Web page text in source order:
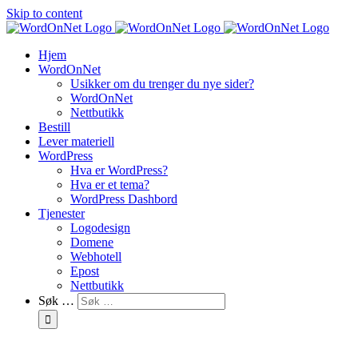
Skip to content
Hjem
WordOnNet
Usikker om du trenger du nye sider?
WordOnNet
Nettbutikk
Bestill
Lever materiell
WordPress
Hva er WordPress?
Hva er et tema?
WordPress Dashbord
Tjenester
Logodesign
Domene
Webhotell
Epost
Nettbutikk
Søk …